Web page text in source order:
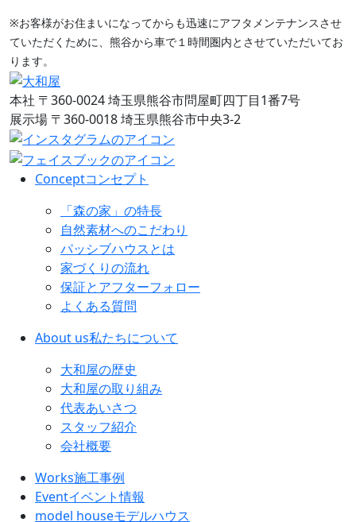
※お客様がお住まいになってからも迅速にアフタメンテナンスさせ
ていただくために、熊谷から車で１時間圏内とさせていただいてお
ります。
本社 〒360-0024 埼玉県熊谷市問屋町四丁目1番7号
展示場 〒360-0018 埼玉県熊谷市中央3-2
Conceptコンセプト
「森の家」の特長
自然素材へのこだわり
パッシブハウスとは
家づくりの流れ
保証とアフターフォロー
よくある質問
About us私たちについて
大和屋の歴史
大和屋の取り組み
代表あいさつ
スタッフ紹介
会社概要
Works施工事例
Eventイベント情報
model houseモデルハウス